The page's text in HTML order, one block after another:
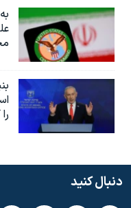
دنبال کنید